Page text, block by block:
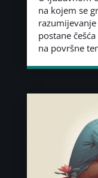
na kojem se
postane
na površne